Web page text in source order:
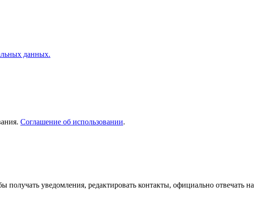
данных.
Соглашение об использовании.
уведомления, редактировать контакты, официально отвечать на